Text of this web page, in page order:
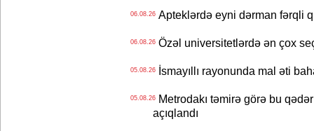
06.08.26Apteklərdə eyni dərman fərqli
06.08.26Özəl universitetlərdə ən çox
05.08.26İsmayıllı rayonunda mal əti
05.08.26Metrodakı təmirə görə bu
açıqlandı